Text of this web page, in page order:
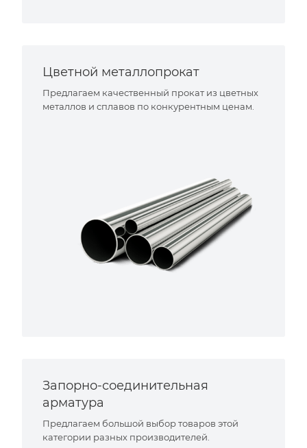
Цветной металлопрокат
Предлагаем качественный прокат из цветных
металлов и сплавов по конкурентным ценам.
Запорно-соединительная
арматура
Предлагаем большой выбор товаров этой
категории разных производителей.